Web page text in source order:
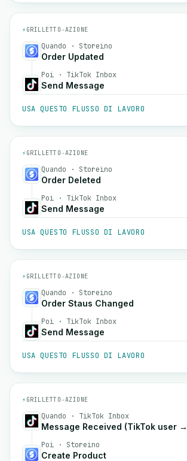
⚡ GRILLETTO→AZIONE
Quando · Storeino
Order Updated
Poi · TikTok Inbox
Send Message
USA QUESTO FLUSSO DI LAVORO
⚡ GRILLETTO→AZIONE
Quando · Storeino
Order Deleted
Poi · TikTok Inbox
Send Message
USA QUESTO FLUSSO DI LAVORO
⚡ GRILLETTO→AZIONE
Quando · Storeino
Order Staus Changed
Poi · TikTok Inbox
Send Message
USA QUESTO FLUSSO DI LAVORO
⚡ GRILLETTO→AZIONE
Quando · TikTok Inbox
Message Received (TikTok user
Poi · Storeino
Create Product